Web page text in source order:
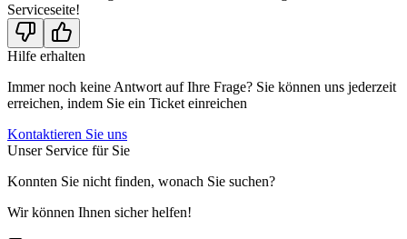
Serviceseite!
Hilfe erhalten
Immer noch keine Antwort auf Ihre Frage? Sie können uns jederzeit
erreichen, indem Sie ein Ticket einreichen
Kontaktieren Sie uns
Unser Service für Sie
Konnten Sie nicht finden, wonach Sie suchen?
Wir können Ihnen sicher helfen!